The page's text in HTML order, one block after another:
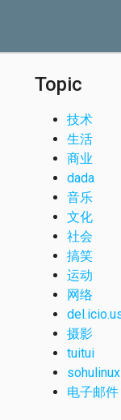
Topic
技术
生活
商业
dada
音乐
文化
社会
搞笑
运动
网络
摄影
tuitui
sohulinux
电子邮件